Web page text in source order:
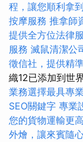
程，讓您順利拿
按摩服務 推拿師
提供全方位法律
服務 滅鼠清潔公
徵信社，提供精
織12已添加到世
業務選擇最具專
SEO關鍵字 專業
您的貨物運輸更
外燴，讓來賓隨